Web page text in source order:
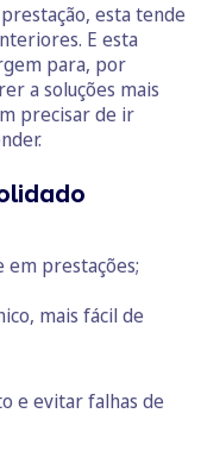
esta tende
E esta
para, por
a soluções mais
precisar de ir
em prestações;
mais fácil de
e evitar falhas de